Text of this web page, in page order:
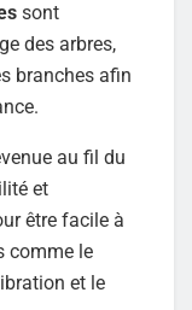
sont
des arbres,
branches afin
au fil du
et
être facile à
comme le
et le